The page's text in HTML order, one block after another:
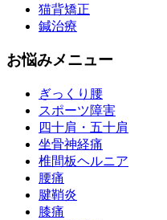
猫背矯正
鍼治療
お悩みメニュー
ぎっくり腰
スポーツ障害
四十肩・五十肩
坐骨神経痛
椎間板ヘルニア
腰痛
腱鞘炎
膝痛